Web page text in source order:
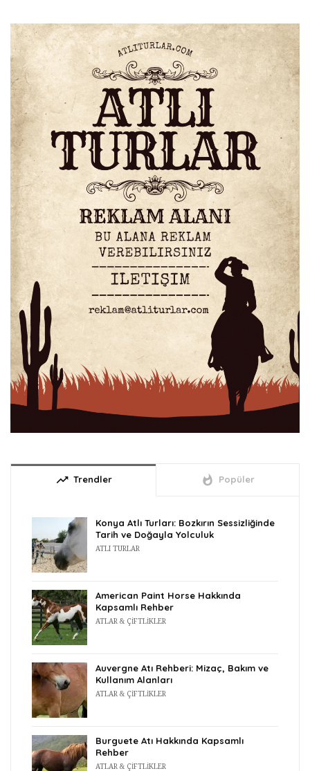
trending_up Trendler whatshot Popüler
Konya Atlı Turları: Bozkırın Sessizliğinde
Tarih ve Doğayla Yolculuk
ATLI TURLAR
American Paint Horse Hakkında
Kapsamlı Rehber
ATLAR & ÇIFTLIKLER
Auvergne Atı Rehberi: Mizaç, Bakım ve
Kullanım Alanları
ATLAR & ÇIFTLIKLER
Burguete Atı Hakkında Kapsamlı
Rehber
ATLAR & ÇIFTLIKLER